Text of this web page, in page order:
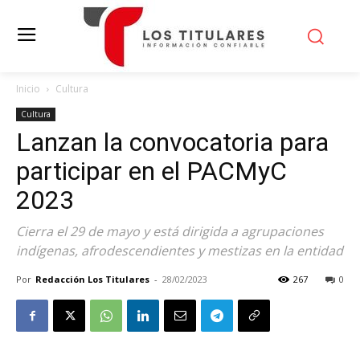
Inicio Cultura
Cultura
Lanzan la convocatoria para
participar en el PACMyC
2023
Cierra el 29 de mayo y está dirigida a agrupaciones
indígenas, afrodescendientes y mestizas en la entidad
Por Redacción Los Titulares - 28/02/2023 0
267